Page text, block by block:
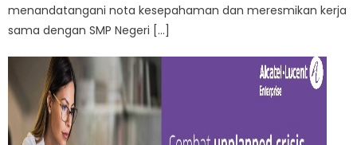
menandatangani nota kesepahaman dan meresmikan kerja
sama dengan SMP Negeri […]